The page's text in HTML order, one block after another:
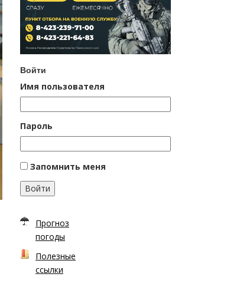
Войти
Имя пользователя
Пароль
Запомнить меня
Войти
Прогноз
погоды
Полезные
ссылки